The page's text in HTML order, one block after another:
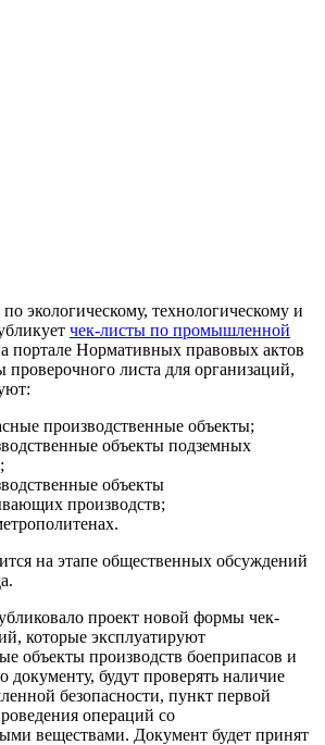
экологическому, технологическому и
чек-листы по промышленной
портале Нормативных правовых актов
листа для организаций,
производственные объекты;
объекты подземных
объекты
производств;
на этапе общественных обсуждений
проект новой формы чек-
которые эксплуатируют
объекты производств боеприпасов и
документу, будут проверять наличие
безопасности, пункт первой
операций со
веществами. Документ будет принят